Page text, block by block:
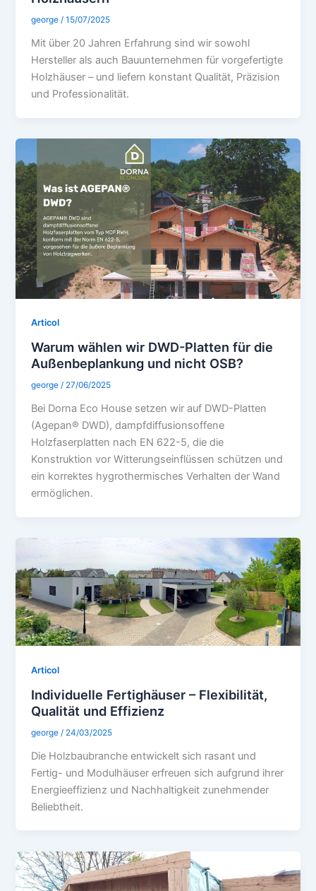
george/15/07/2025
Mit über 20 Jahren Erfahrung sind wir sowohl
Hersteller als auch Bauunternehmen für vorgefertigte
Holzhäuser – und liefern konstant Qualität, Präzision
und Professionalität.
Articol
Warum wählen wir DWD-Platten für die
Außenbeplankung und nicht OSB?
george/ 27/06/2025
Bei Dorna Eco House setzen wir auf DWD-Platten
(Agepan® DWD), dampfdiffusionsoffene
Holzfaserplatten nach EN 622-5, die die
Konstruktion vor Witterungseinflüssen schützen und
ein korrektes hygrothermisches Verhalten der Wand
ermöglichen.
Articol
Individuelle Fertighäuser – Flexibilität,
Qualität und Effizienz
george / 24/03/2025
Die Holzbaubranche entwickelt sich rasant und
Fertig- und Modulhäuser erfreuen sich aufgrund ihrer
Energieeffizienz und Nachhaltigkeit zunehmender
Beliebtheit.